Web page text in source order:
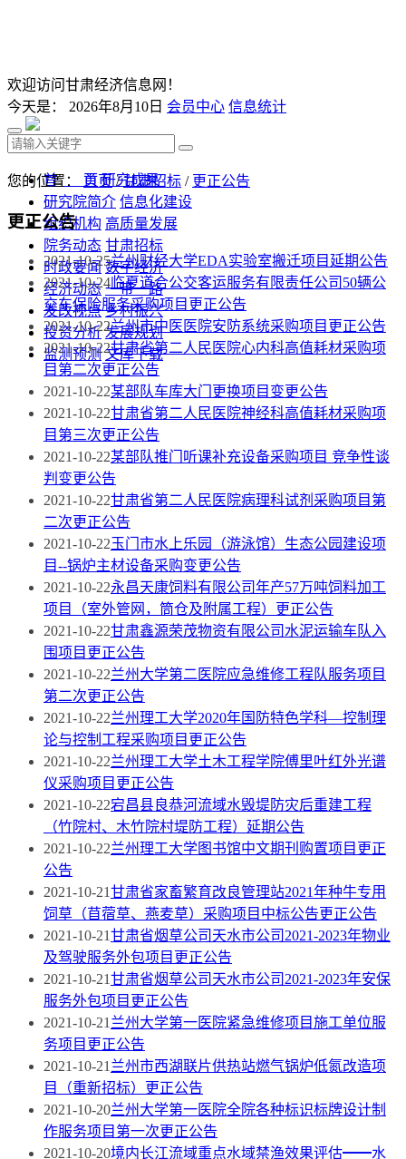
欢迎访问甘肃经济信息网！
今天是： 2026年8月10日 会员中心 信息统计
首 页 研究成果
研究院简介 信息化建设
组织机构 高质量发展
院务动态 甘肃招标
时政要闻 数字经济
经济动态 一带一路
发改视点 乡村振兴
投资分析 发展规划
监测预测 文库下载
您的位置： 首页/甘肃招标 / 更正公告
更正公告
2021-10-25兰州财经大学EDA实验室搬迁项目延期公告
2021-10-24临夏道合公交客运服务有限责任公司50辆公
交车保险服务采购项目更正公告
2021-10-22兰州市中医医院安防系统采购项目更正公告
2021-10-22甘肃省第二人民医院心内科高值耗材采购项
目第二次更正公告
2021-10-22某部队车库大门更换项目变更公告
2021-10-22甘肃省第二人民医院神经科高值耗材采购项
目第三次更正公告
2021-10-22某部队推门听课补充设备采购项目 竞争性谈
判变更公告
2021-10-22甘肃省第二人民医院病理科试剂采购项目第
二次更正公告
2021-10-22玉门市水上乐园（游泳馆）生态公园建设项
目--锅炉主材设备采购变更公告
2021-10-22永昌天康饲料有限公司年产57万吨饲料加工
项目（室外管网，筒仓及附属工程）更正公告
2021-10-22甘肃鑫源荣茂物资有限公司水泥运输车队入
围项目更正公告
2021-10-22兰州大学第二医院应急维修工程队服务项目
第二次更正公告
2021-10-22兰州理工大学2020年国防特色学科—控制理
论与控制工程采购项目更正公告
2021-10-22兰州理工大学土木工程学院傅里叶红外光谱
仪采购项目更正公告
2021-10-22宕昌县良恭河流域水毁堤防灾后重建工程
（竹院村、木竹院村堤防工程）延期公告
2021-10-22兰州理工大学图书馆中文期刊购置项目更正
公告
2021-10-21甘肃省家畜繁育改良管理站2021年种牛专用
饲草（苜蓿草、燕麦草）采购项目中标公告更正公告
2021-10-21甘肃省烟草公司天水市公司2021-2023年物业
及驾驶服务外包项目更正公告
2021-10-21甘肃省烟草公司天水市公司2021-2023年安保
服务外包项目更正公告
2021-10-21兰州大学第一医院紧急维修项目施工单位服
务项目更正公告
2021-10-21兰州市西湖联片供热站燃气锅炉低氮改造项
目（重新招标）更正公告
2021-10-20兰州大学第一医院全院各种标识标牌设计制
作服务项目第一次更正公告
2021-10-20境内长江流域重点水域禁渔效果评估━━水